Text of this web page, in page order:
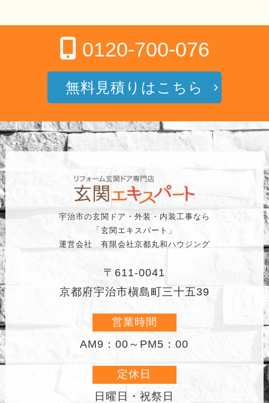
0120-700-076
無料見積りはこちら
宇治市の玄関ドア・外装・内装工事なら
「玄関エキスパート」
運営会社 有限会社京都丸和ハウジング
〒611-0041
京都府宇治市槇島町三十五39
営業時間
AM9：00～PM5：00
定休日
日曜日・祝祭日